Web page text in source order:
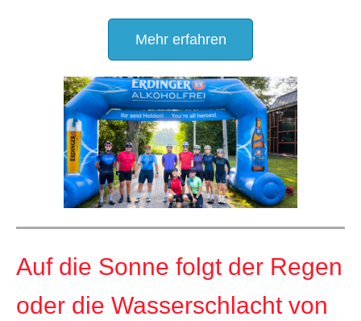
Mehr erfahren
Auf die Sonne folgt der Regen
oder die Wasserschlacht von